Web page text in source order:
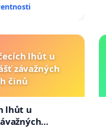
lhůt u
závažných
činů
lhůt u